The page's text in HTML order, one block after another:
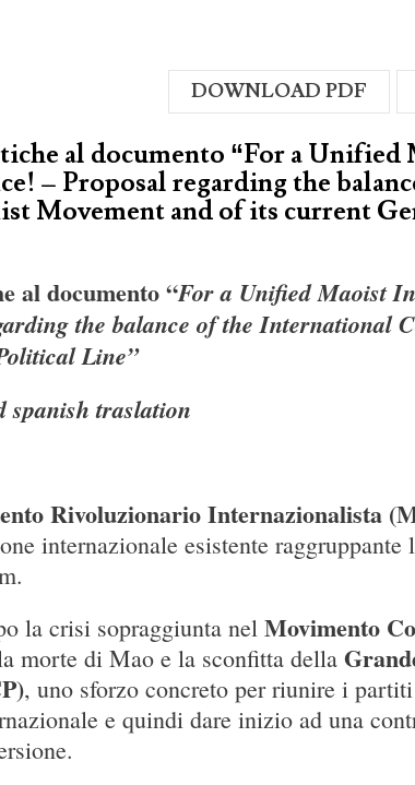
DOWNLOAD PDF
al documento “For a Unified
– Proposal regarding the
Movement and of its current
al documento “For a Unified Maoist
the balance of the International
Line”
spanish traslation
Rivoluzionario Internazionalista
internazionale esistente
la crisi sopraggiunta nel Movimento
morte di Mao e la sconfitta della
, uno sforzo concreto per riunire i
e quindi dare inizio ad una